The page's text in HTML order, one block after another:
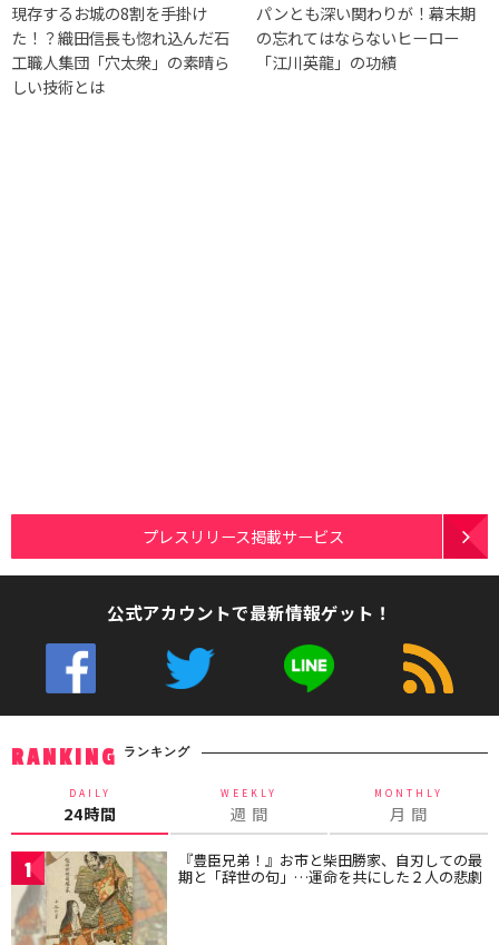
現存するお城の8割を手掛け
た！？織田信長も惚れ込んだ石
工職人集団「穴太衆」の素晴ら
しい技術とは
パンとも深い関わりが！幕末期
の忘れてはならないヒーロー
「江川英龍」の功績
プレスリリース掲載サービス
公式アカウントで最新情報ゲット！
RANKING ランキング
DAILY
24時間
WEEKLY
週 間
MONTHLY
月 間
1 『豊臣兄弟！』お市と柴田勝家、自刃しての最
期と「辞世の句」…運命を共にした２人の悲劇